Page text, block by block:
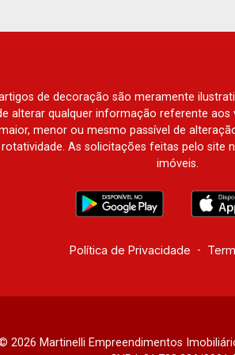
L`Ermitage, Bella Vista,
Solar Del Rey, Jardim de
Cidade de Sevilha, Solar das
Giardino Solare, Giardino
Província de Roma,
Square Garden, Verona,
Guaecá, Fiúsa One, Icon, Uber
Matisse, Promenade, Botanic
Perspective, Domaine
de Vancouver, Cidade de
Seattle, Cidade de Roma,
de decoração são meramente
alterar qualquer informação referente
menor ou mesmo passível de
As solicitações feitas pelo site
imóveis.
Política de Privacidade -
2026 Martinelli Empreendimentos